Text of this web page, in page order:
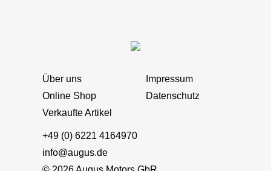
Über uns
Impressum
Online Shop
Datenschutz
Verkaufte Artikel
+49 (0) 6221 4164970
info@augus.de